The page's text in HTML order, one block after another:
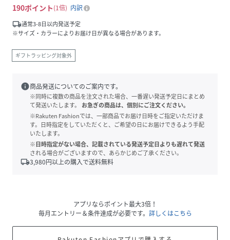
190ポイント 1倍
内訳
local_shipping通常3-8日以内発送予定
※サイズ・カラーによりお届け日が異なる場合があります。
ギフトラッピング対象外
info商品発送についてのご案内です。
※同時に複数の商品を注文された場合、一番遅い発送予定日にまとめ
て発送いたします。
お急ぎの商品は、個別にご注文ください。
※Rakuten Fashionでは、一部商品でお届け日時をご指定いただけま
す。日時指定をしていただくと、ご希望の日にお届けできるよう手配
いたします。
※日時指定がない場合、記載されている発送予定日よりも遅れて発送
される場合がございますので、あらかじめご了承ください。
local_shipping3,980円以上の購入で送料無料
アプリならポイント最大3倍！
毎月エントリー＆条件達成が必要です。 詳しくはこちら